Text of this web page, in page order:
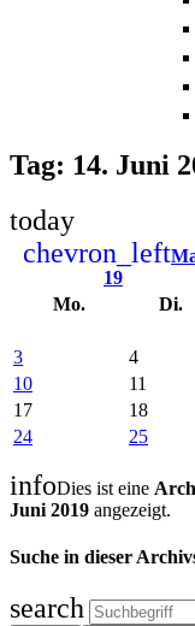
Tag: 14. Juni
today
chevron_left
19
Mo. Di.
3
4
10
11
17
18
24
25
infoDies ist eine
Juni 2019 angezeigt.
Suche in dieser
search